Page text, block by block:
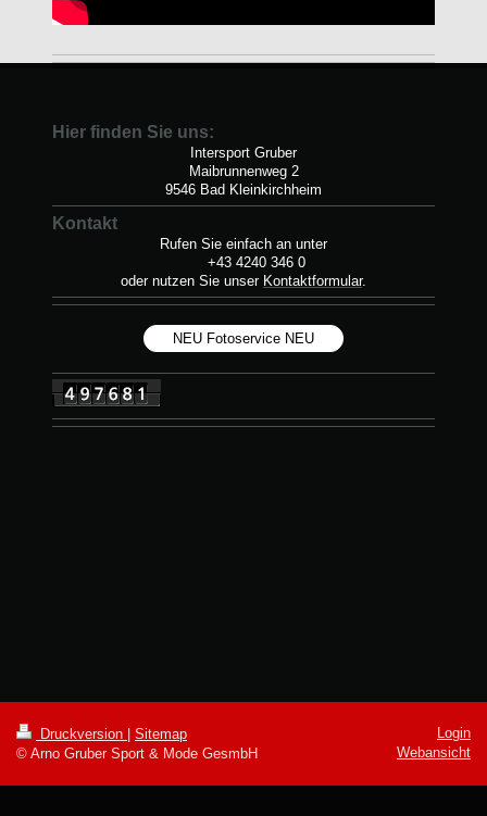
Hier finden Sie uns:
Intersport Gruber
Maibrunnenweg 2
9546 Bad Kleinkirchheim
Kontakt
Rufen Sie einfach an unter
+43 4240 346 0
oder nutzen Sie unser Kontaktformular.
NEU Fotoservice NEU
Druckversion | Sitemap
© Arno Gruber Sport & Mode GesmbH
Login
Webansicht